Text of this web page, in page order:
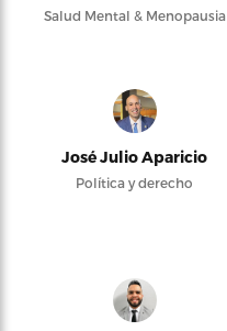
Salud Mental & Menopausia
José Julio Aparicio
Política y derecho